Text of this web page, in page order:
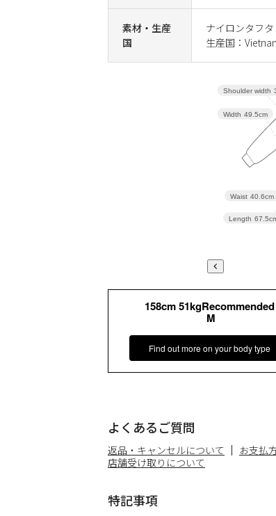
素材・生産
国
ナイロンタフタ
生産国：
よくあるご質問
返品・キャンセルについて お支払
店舗受け取りについて
特記事項
158cm 51kgRecommended
M
Find out more on your body type
Length
Waist 40.6cm
Width 49.5cm
Shoulder width